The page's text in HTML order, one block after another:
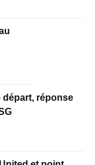
départ, réponse